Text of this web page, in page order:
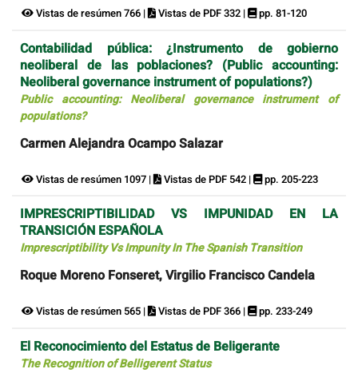
Vistas de resúmen 766 | Vistas de PDF 332 | pp. 81-120
Contabilidad pública: ¿Instrumento de gobierno
neoliberal de las poblaciones? (Public accounting:
Neoliberal governance instrument of populations?)
Public accounting: Neoliberal governance instrument of
populations?
Carmen Alejandra Ocampo Salazar
Vistas de resúmen 1097 | Vistas de PDF 542 | pp. 205-223
IMPRESCRIPTIBILIDAD VS IMPUNIDAD EN LA
TRANSICIÓN ESPAÑOLA
Imprescriptibility Vs Impunity In The Spanish Transition
Roque Moreno Fonseret, Virgilio Francisco Candela
Vistas de resúmen 565 | Vistas de PDF 366 | pp. 233-249
El Reconocimiento del Estatus de Beligerante
The Recognition of Belligerent Status